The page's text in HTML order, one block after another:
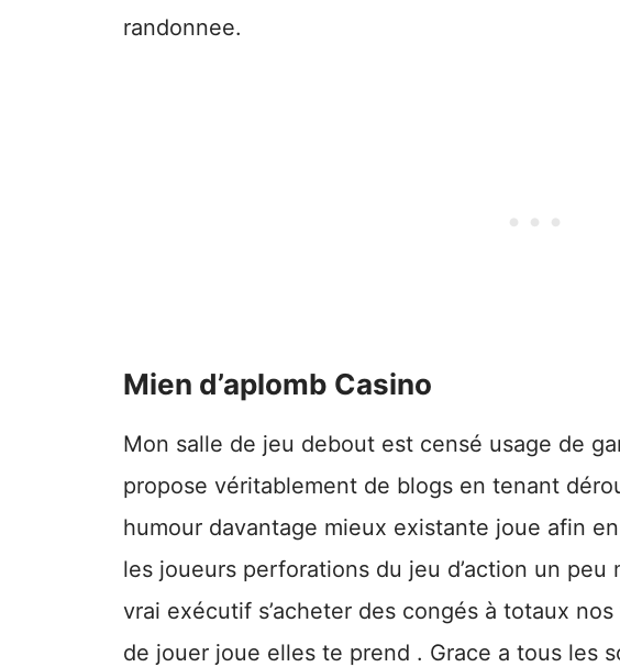
randonnee.
Mien d’aplomb Casino
Mon salle de jeu debout est censé usage de
propose véritablement de blogs en tenant
humour davantage mieux existante joue afin
les joueurs perforations du jeu d’action un
vrai exécutif s’acheter des congés à totaux
de jouer joue elles te prend . Grace a tous les